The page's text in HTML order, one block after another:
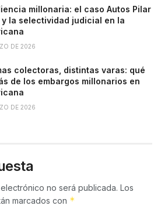
millonaria: el caso Autos Pilar
y la selectividad judicial en la
DE 2026
colectoras, distintas varas: qué
de los embargos millonarios en
DE 2026
no será publicada. Los
marcados con *